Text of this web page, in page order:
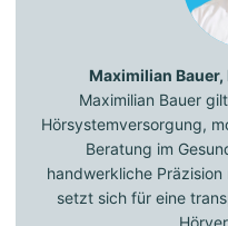
Maximilian
Maximilian Bauer
Hörsystemversorgung,
Beratung im
handwerkliche
setzt sich für eine